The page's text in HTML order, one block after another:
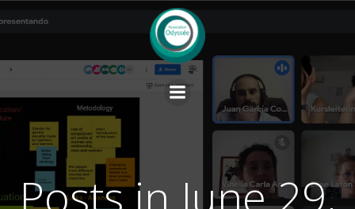
Skip
to
content
Posts in June 29,